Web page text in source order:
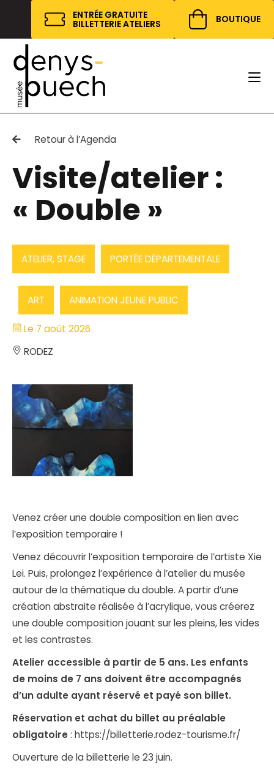
ENTRÉE GRATUITE
BILLETTERIE ATELIERS BOUTIQUE
Retour à l’Agenda
Visite/atelier :
« Double »
ATELIER, STAGE PORTÉE DÉPARTEMENTALE
ART ANIMATION JEUNE PUBLIC
Le 7 août 2026
RODEZ
Venez créer une double composition en lien avec
l’exposition temporaire !
Venez découvrir l’exposition temporaire de l’artiste Xie
Lei. Puis, prolongez l’expérience à l’atelier du musée
autour de la thématique du double. A partir d’une
création abstraite réalisée à l’acrylique, vous créerez
une double composition jouant sur les pleins, les vides
et les contrastes.
Atelier accessible à partir de 5 ans. Les enfants
de moins de 7 ans doivent être accompagnés
d’un adulte ayant réservé et payé son billet.
Réservation et achat du billet au préalable
obligatoire: https://billetterie.rodez-tourisme.fr/
Ouverture de la billetterie le 23 juin.
Cookies management panel